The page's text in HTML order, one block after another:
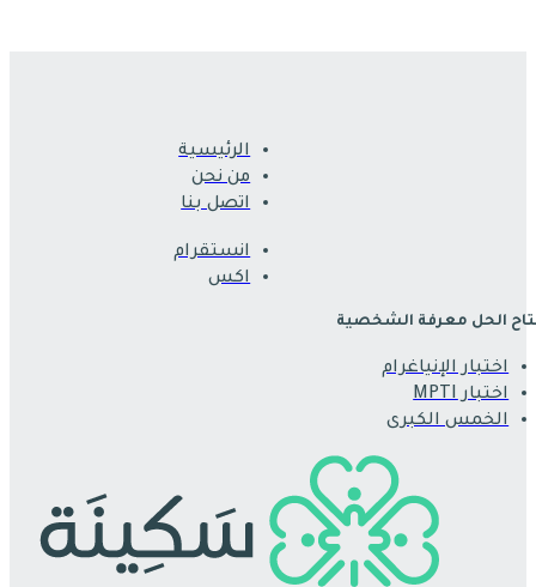
الرئيسية
من نحن
اتصل بنا
انستقرام
اكس
الحل معرفة الشخصية
اختبار الإنياغرام
اختبار MPTI
الخمس الكبرى